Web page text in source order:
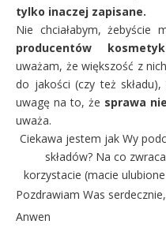
tylko inaczej zapisane.
Nie chciałabym, żebyście
producentów
uważam, że większość z
do jakości (czy też
uwagę na to, że sprawa
uważa.
Ciekawa jestem jak Wy
składów? Na co
korzystacie (macie
Pozdrawiam Was serdecznie,
Anwen